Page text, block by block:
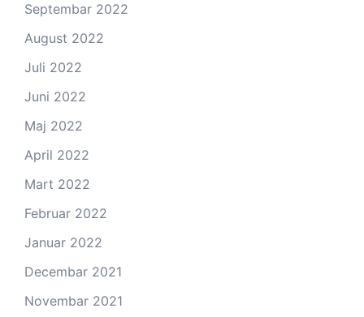
Septembar 2022
August 2022
Juli 2022
Juni 2022
Maj 2022
April 2022
Mart 2022
Februar 2022
Januar 2022
Decembar 2021
Novembar 2021